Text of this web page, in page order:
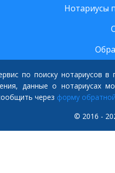
Нотариусы
по поиску нотариусов
данные о нотариусах
через форму
© 2016 -